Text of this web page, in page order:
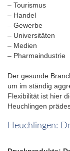
– Tourismus
– Handel
– Gewerbe
– Universitäten
– Medien
– Pharmaindustrie
Der gesunde
um im ständig
Flexibilität ist hier
Heuchlingen
Heuchlingen: